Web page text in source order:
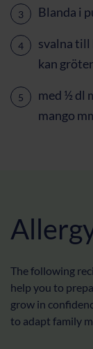
Blanda i
svalna till
kan
med ½ dl
mango
The following
help you to
grow in
to adapt family